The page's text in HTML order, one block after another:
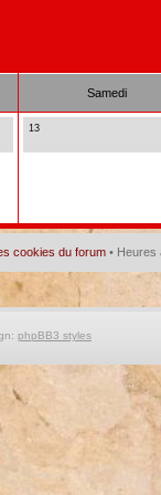
Samedi
13
cookies du forum • Heures
phpBB3 styles